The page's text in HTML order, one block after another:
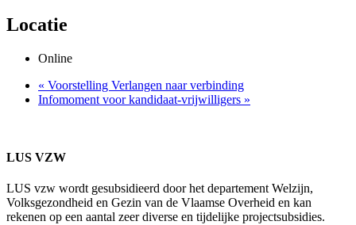
Locatie
Online
« Voorstelling Verlangen naar verbinding
Infomoment voor kandidaat-vrijwilligers »
LUS VZW
LUS vzw wordt gesubsidieerd door het departement Welzijn,
Volksgezondheid en Gezin van de Vlaamse Overheid en kan
rekenen op een aantal zeer diverse en tijdelijke projectsubsidies.